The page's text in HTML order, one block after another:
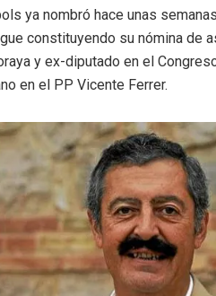
ya nombró hace unas
constituyendo su nómina de
y ex-diputado en el
en el PP Vicente Ferrer.